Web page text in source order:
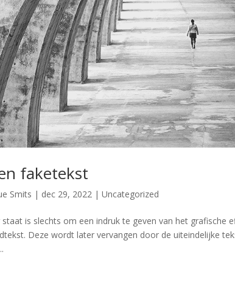
faketekst
Smits | dec 29, 2022 |Uncategorized
is slechts om een indruk te geven van het grafische
Deze wordt later vervangen door de uiteindelijke